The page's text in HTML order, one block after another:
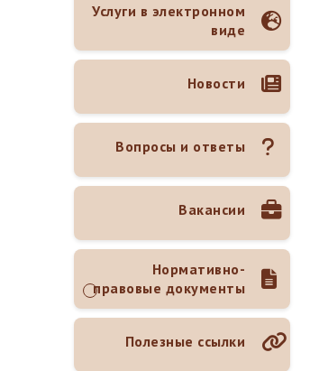
Услуги в электронном
виде
Новости
Вопросы и ответы
Вакансии
Нормативно-
правовые документы
Полезные ссылки